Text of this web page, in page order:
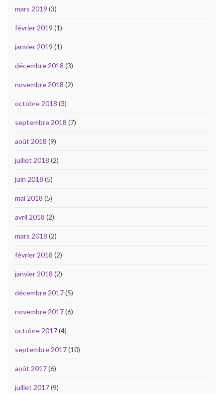
mars 2019 (3)
février 2019 (1)
janvier 2019 (1)
décembre 2018 (3)
novembre 2018 (2)
octobre 2018 (3)
septembre 2018 (7)
août 2018 (9)
juillet 2018 (2)
juin 2018 (5)
mai 2018 (5)
avril 2018 (2)
mars 2018 (2)
février 2018 (2)
janvier 2018 (2)
décembre 2017(5)
novembre 2017(6)
octobre 2017(4)
septembre 2017(10)
août 2017(6)
juillet 2017(9)